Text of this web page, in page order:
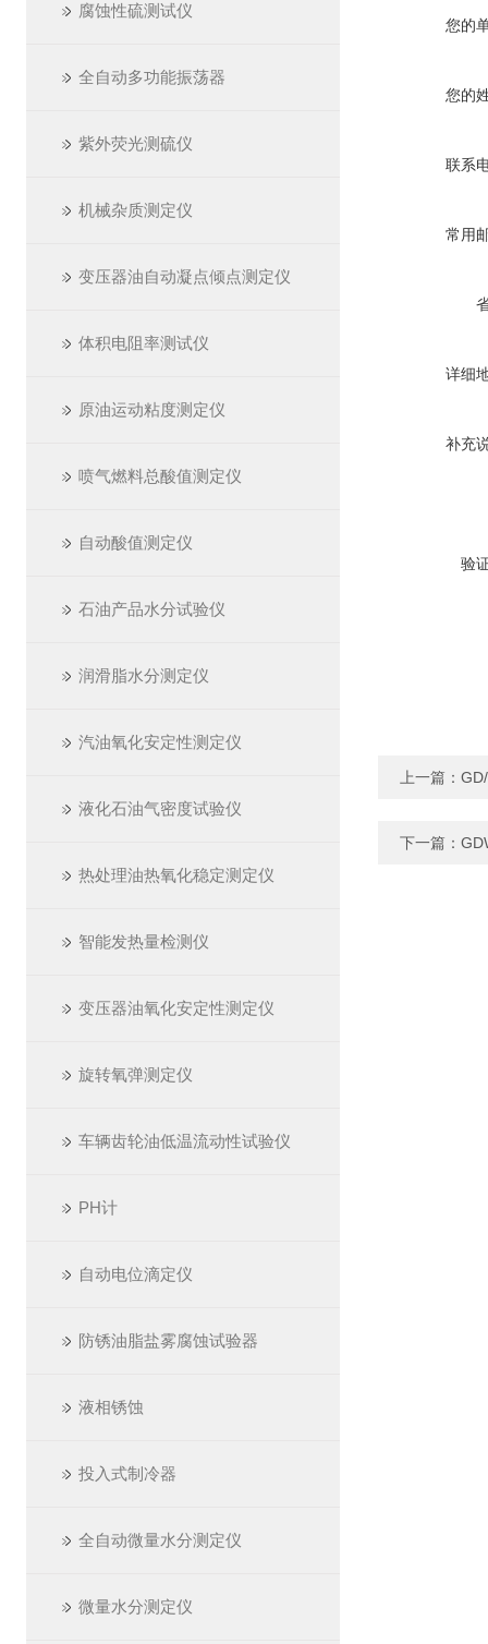
腐蚀性硫测试仪
全自动多功能振荡器
紫外荧光测硫仪
机械杂质测定仪
变压器油自动凝点倾点测定仪
体积电阻率测试仪
原油运动粘度测定仪
喷气燃料总酸值测定仪
自动酸值测定仪
石油产品水分试验仪
润滑脂水分测定仪
汽油氧化安定性测定仪
液化石油气密度试验仪
热处理油热氧化稳定测定仪
智能发热量检测仪
变压器油氧化安定性测定仪
旋转氧弹测定仪
车辆齿轮油低温流动性试验仪
PH计
自动电位滴定仪
防锈油脂盐雾腐蚀试验器
液相锈蚀
投入式制冷器
全自动微量水分测定仪
微量水分测定仪
您的
您的
联系
常用
详细
补充
验
上一篇：
下一篇：